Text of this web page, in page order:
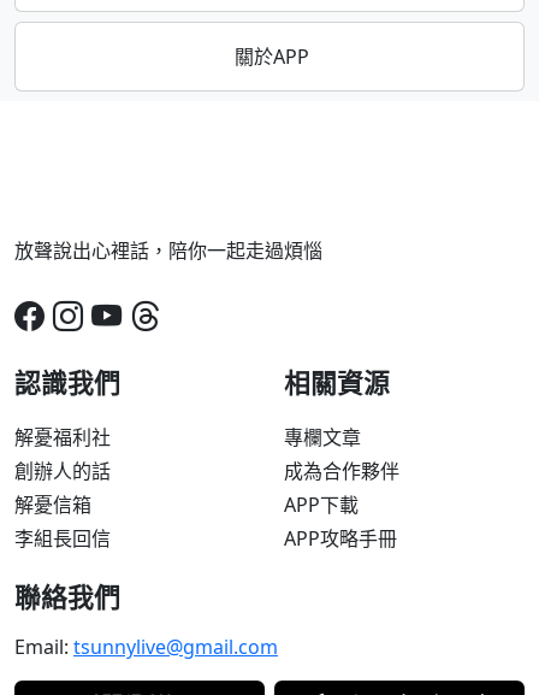
關於APP
放聲說出心裡話，陪你一起走過煩惱
認識我們
解憂福利社
創辦人的話
解憂信箱
李組長回信
相關資源
專欄文章
成為合作夥伴
APP下載
APP攻略手冊
聯絡我們
Email: tsunnylive@gmail.com